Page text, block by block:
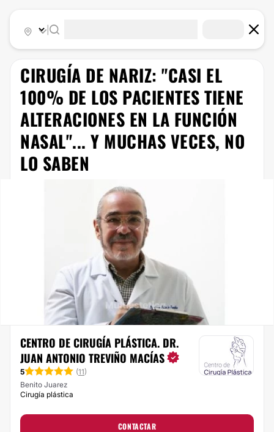
CIRUGÍA DE NARIZ: "CASI EL
100% DE LOS PACIENTES TIENE
ALTERACIONES EN LA FUNCIÓN
NASAL"... Y MUCHAS VECES, NO
LO SABEN
CENTRO DE CIRUGÍA PLÁSTICA. DR.
JUAN ANTONIO TREVIÑO MACÍAS
5 (11)
Benito Juarez
Cirugía plástica
CONTACTAR